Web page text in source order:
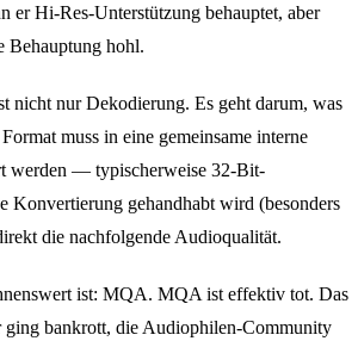
er Hi-Res-Unterstützung behauptet, aber
Behauptung hohl.
nicht nur Dekodierung. Es geht darum, was
muss in eine gemeinsame interne
werden — typischerweise 32-Bit-
Konvertierung gehandhabt wird (besonders
die nachfolgende Audioqualität.
ist: MQA. MQA ist effektiv tot. Das
ging bankrott, die Audiophilen-Community